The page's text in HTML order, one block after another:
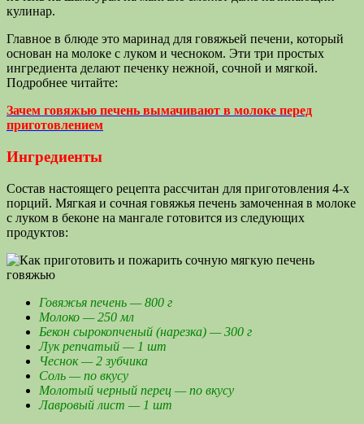
кулинар.
Главное в блюде это маринад для говяжьей печени, который
основан на молоке с луком и чесноком. Эти три простых
ингредиента делают печенку нежной, сочной и мягкой.
Подробнее читайте:
Зачем говяжью печень вымачивают в молоке перед
приготовлением
Ингредиенты
Состав настоящего рецепта рассчитан для приготовления 4-х
порций. Мягкая и сочная говяжья печень замоченная в молоке
с луком в беконе на мангале готовится из следующих
продуктов:
Говяжья печень — 800 г
Молоко — 250 мл
Бекон сырокопченый (нарезка) — 300 г
Лук репчатый — 1 шт
Чеснок — 2 зубчика
Соль — по вкусу
Молотый черный перец — по вкусу
Лавровый лист — 1 шт